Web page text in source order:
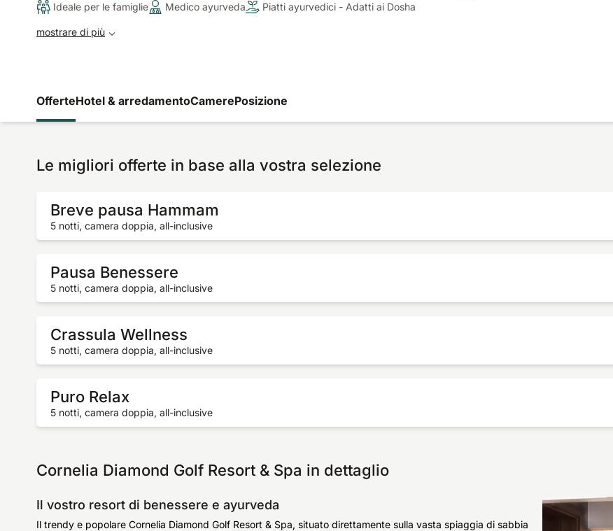
Ideale per le famiglie
Medico ayurveda Piatti ayurvedici - Adatti ai Dosha
mostrare di più
OfferteHotel & arredamentoCamerePosizione
Le migliori offerte in base alla vostra selezione
Breve pausa Hammam
5 notti, camera doppia, all-inclusive
Pausa Benessere
5 notti, camera doppia, all-inclusive
Crassula Wellness
5 notti, camera doppia, all-inclusive
Puro Relax
5 notti, camera doppia, all-inclusive
Cornelia Diamond Golf Resort & Spa in dettaglio
Il vostro resort di benessere e ayurveda
Il trendy e popolare Cornelia Diamond Golf Resort & Spa, situato direttamente sulla vasta spiaggia di sabbia